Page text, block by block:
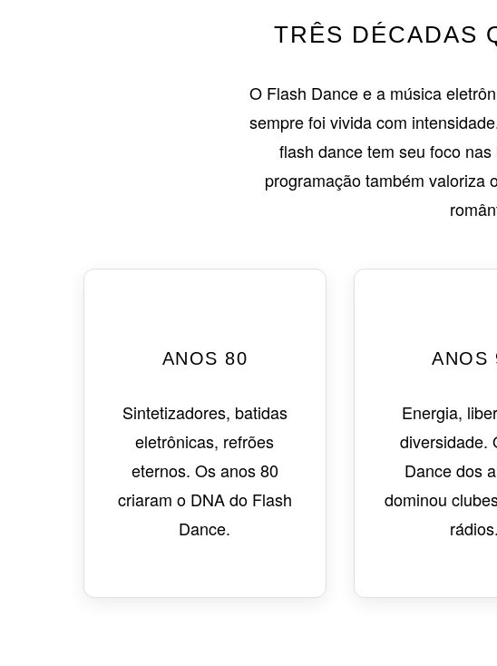
TRÊS DÉCADAS
O Flash Dance e a música
sempre foi vivida com
flash dance tem seu foco
programação também valoriza
ANOS 80
Sintetizadores, batidas
eletrônicas, refrões
eternos. Os anos 80
criaram o DNA do Flash
Dance.
ANOS
Energia,
diversidade.
Dance dos
dominou
rádios.